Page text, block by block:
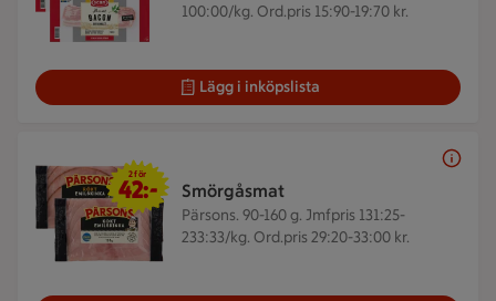
100:00/kg. Ord.pris 15:90-19:70 kr.
Lägg i inköpslista
Smörgåsmat
Pärsons. 90-160 g. Jmfpris 131:25-
233:33/kg. Ord.pris 29:20-33:00 kr.
2 för 42 kr
2 för
42:-